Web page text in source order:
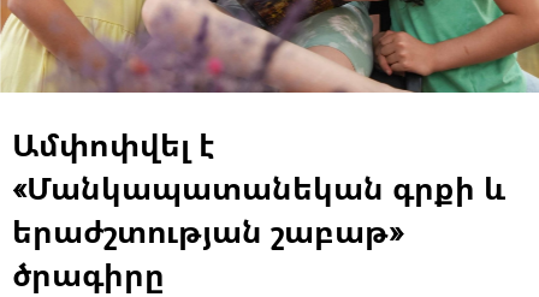
Ամփոփվել է
«Մանկապատանեկան գրքի և
երաժշտության շաբաթ»
ծրագիրը